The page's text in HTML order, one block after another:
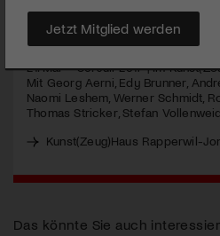
MEHR
21. Mai – 30. Juli 2017 | Im
Mit Georg Aerni, Edy Brunner,
Naomi Leshem, Werner Schmidt,
Thomas Stricker, Stefan
Kunst(Zeug)Haus Rapperwil-
Das könnte Sie auch
Jetzt Mitglied werden